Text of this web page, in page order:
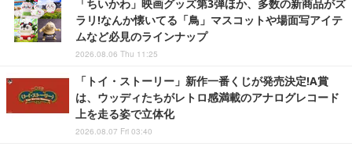
「ちいかわ」映画グッズ第3弾ほか、多数の新商品がズ
ラリ!なんか懐いてる「鳥」マスコットや場面写アイテ
ムなど必見のラインナップ
2026.08.06 Thu 11:25
「トイ・ストーリー」新作一番くじが発売決定!A賞
は、ウッディたちがレトロ感満載のアナログレコード
上を走る姿で立体化
2026.08.07 Fri 03:40